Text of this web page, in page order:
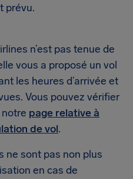
prévu.
n’est pas tenue de
vous a proposé un vol
les heures d’arrivée et
Vous pouvez vérifier
page relative à
de vol.
ne sont pas non plus
en cas de